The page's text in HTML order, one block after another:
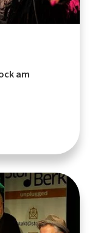
am